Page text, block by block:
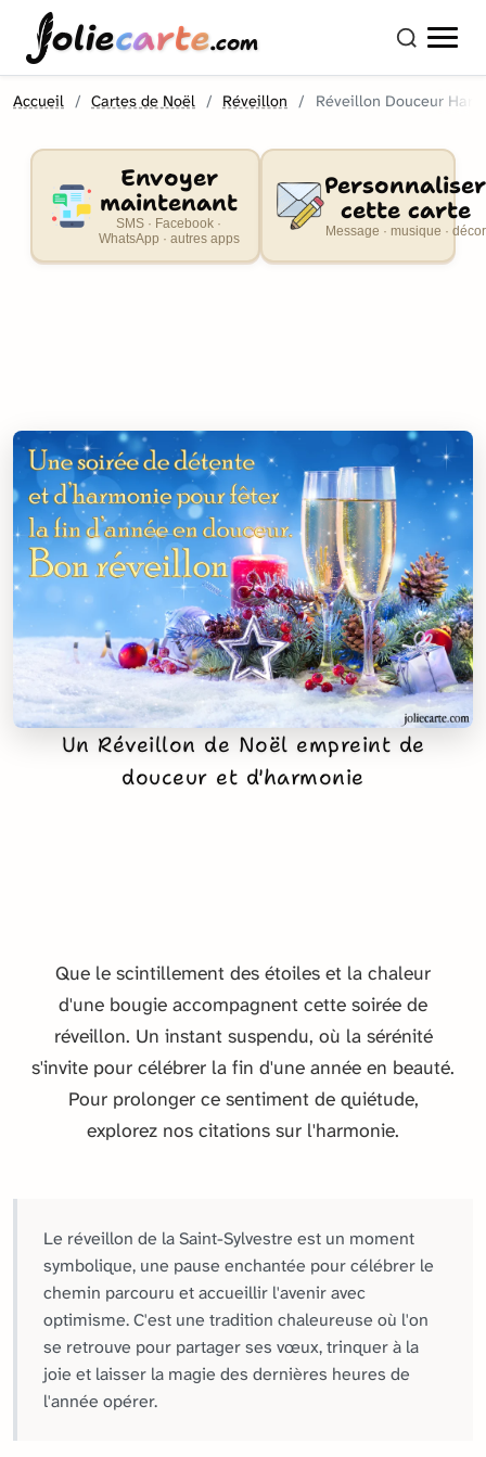
oliecarte.com
Accueil Cartes de Noël Réveillon Réveillon Douceur
Envoyer
maintenant
SMS · Facebook ·
WhatsApp · autres apps
Personnaliser
cette carte
Message · musique · décor
Un Réveillon de Noël empreint de
douceur et d'harmonie
Que le scintillement des étoiles et la chaleur
d'une bougie accompagnent cette soirée de
réveillon. Un instant suspendu, où la sérénité
s'invite pour célébrer la fin d'une année en beauté.
Pour prolonger ce sentiment de quiétude,
explorez nos citations sur l'harmonie.
Le réveillon de la Saint-Sylvestre est un moment
symbolique, une pause enchantée pour célébrer le
chemin parcouru et accueillir l'avenir avec
optimisme. C'est une tradition chaleureuse où l'on
se retrouve pour partager ses vœux, trinquer à la
joie et laisser la magie des dernières heures de
l'année opérer.